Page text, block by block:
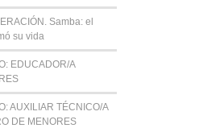
Samba: el
su vida
EDUCADOR/A
AUXILIAR TÉCNICO/A
DE MENORES